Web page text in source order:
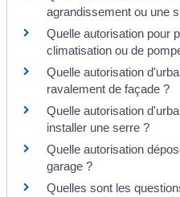
agrandissement ou une
Quelle autorisation pour
climatisation ou de
Quelle autorisation
ravalement de façade ?
Quelle autorisation
installer une serre ?
Quelle autorisation
garage ?
Quelles sont les